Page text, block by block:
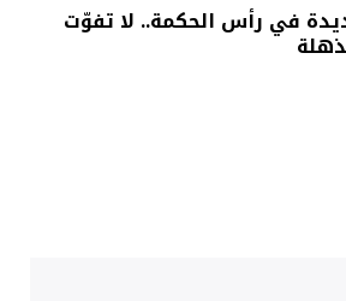
في رأس الحكمة.. لا تفوّت